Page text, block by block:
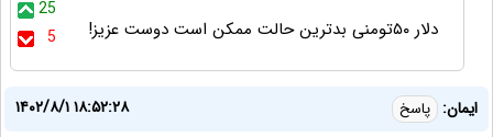
25
5
دلار ۵۰تومنی بدترین حالت ممکن است دوست عزیز!
ایمان: پاسخ
۱۴۰۲/۸/۱ ۱۸:۵۲:۲۸